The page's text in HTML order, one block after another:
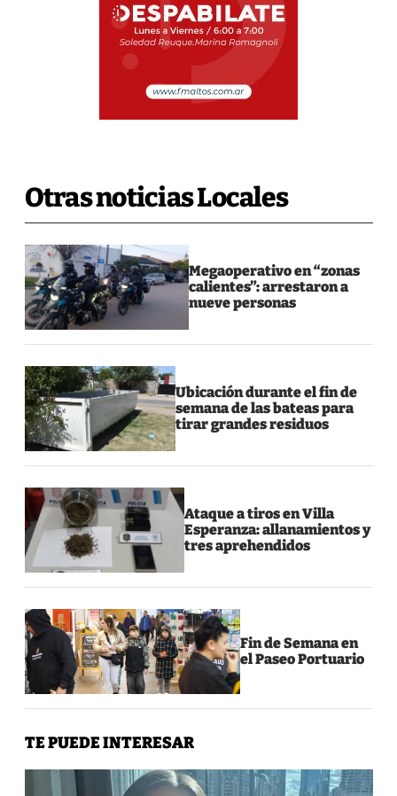
Otras noticias Locales
Megaoperativo en “zonas
calientes”: arrestaron a
nueve personas
Ubicación durante el fin de
semana de las bateas para
tirar grandes residuos
Ataque a tiros en Villa
Esperanza: allanamientos y
tres aprehendidos
Fin de Semana en
el Paseo Portuario
TE PUEDE INTERESAR